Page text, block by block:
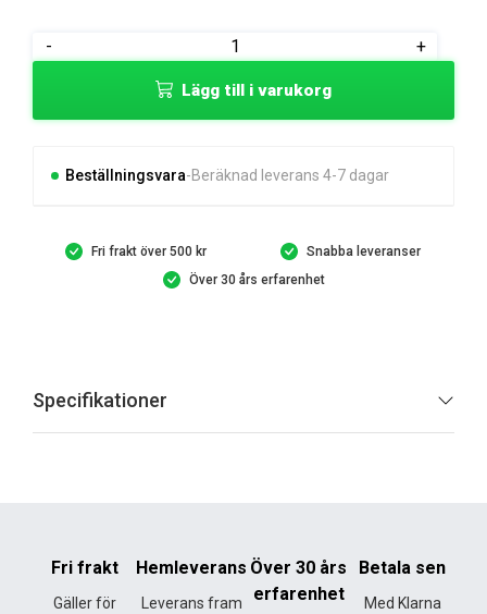
-
HOUSING
CUTTING
mängd
+
Lägg till i varukorg
Beställningsvara Beräknad leverans 4-7 dagar
Fri frakt över 500 kr
Snabba leveranser
Över 30 års erfarenhet
Specifikationer
Fri frakt
Gäller för
Hemleverans
Leverans fram
Över 30 års
erfarenhet
Betala sen
Med Klarna